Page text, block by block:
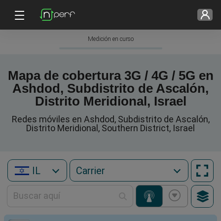
Medición en curso
Mapa de cobertura 3G / 4G / 5G en
Ashdod, Subdistrito de Ascalón,
Distrito Meridional, Israel
Redes móviles en Ashdod, Subdistrito de Ascalón,
Distrito Meridional, Southern District, Israel
IL